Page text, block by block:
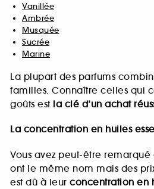
Vanillée
Ambrée
Musquée
Sucrée
Marine
La plupart des parfums
familles. Connaître celles qui
goûts est la clé d’un achat
La concentration en huiles
Vous avez peut-être
ont le même nom mais des
est dû à leur concentration en